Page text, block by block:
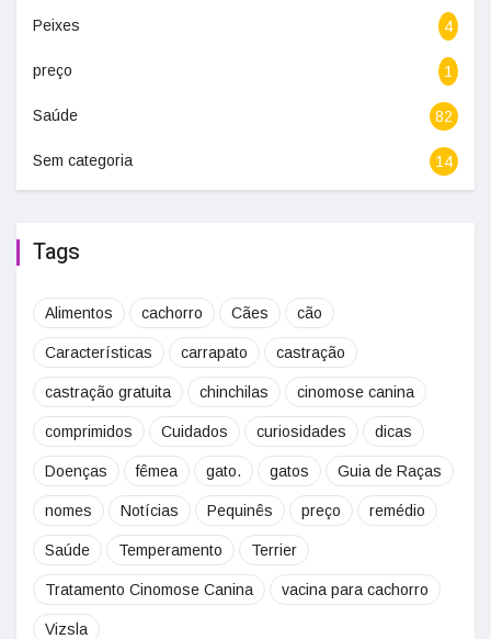
Peixes 4
preço 1
Saúde 82
Sem categoria 14
Tags
Alimentos cachorro Cães cão
Características carrapato castração
castração gratuita chinchilas cinomose canina
comprimidos Cuidados curiosidades dicas
Doenças fêmea gato. gatos Guia de Raças
nomes Notícias Pequinês preço remédio
Saúde Temperamento Terrier
Tratamento Cinomose Canina vacina para cachorro
Vizsla